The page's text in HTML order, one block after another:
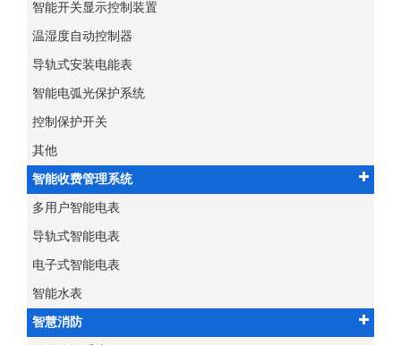
智能开关显示控制装置
温湿度自动控制器
导轨式安装电能表
智能电弧光保护系统
控制保护开关
其他
智能收费管理系统
多用户智能电表
导轨式智能电表
电子式智能电表
智能水表
智慧消防